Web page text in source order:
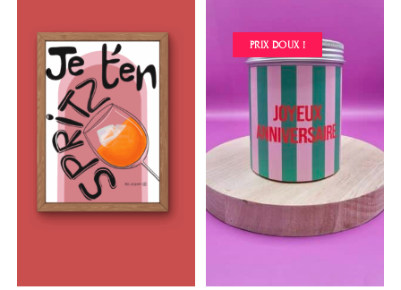
PRIX DOUX !